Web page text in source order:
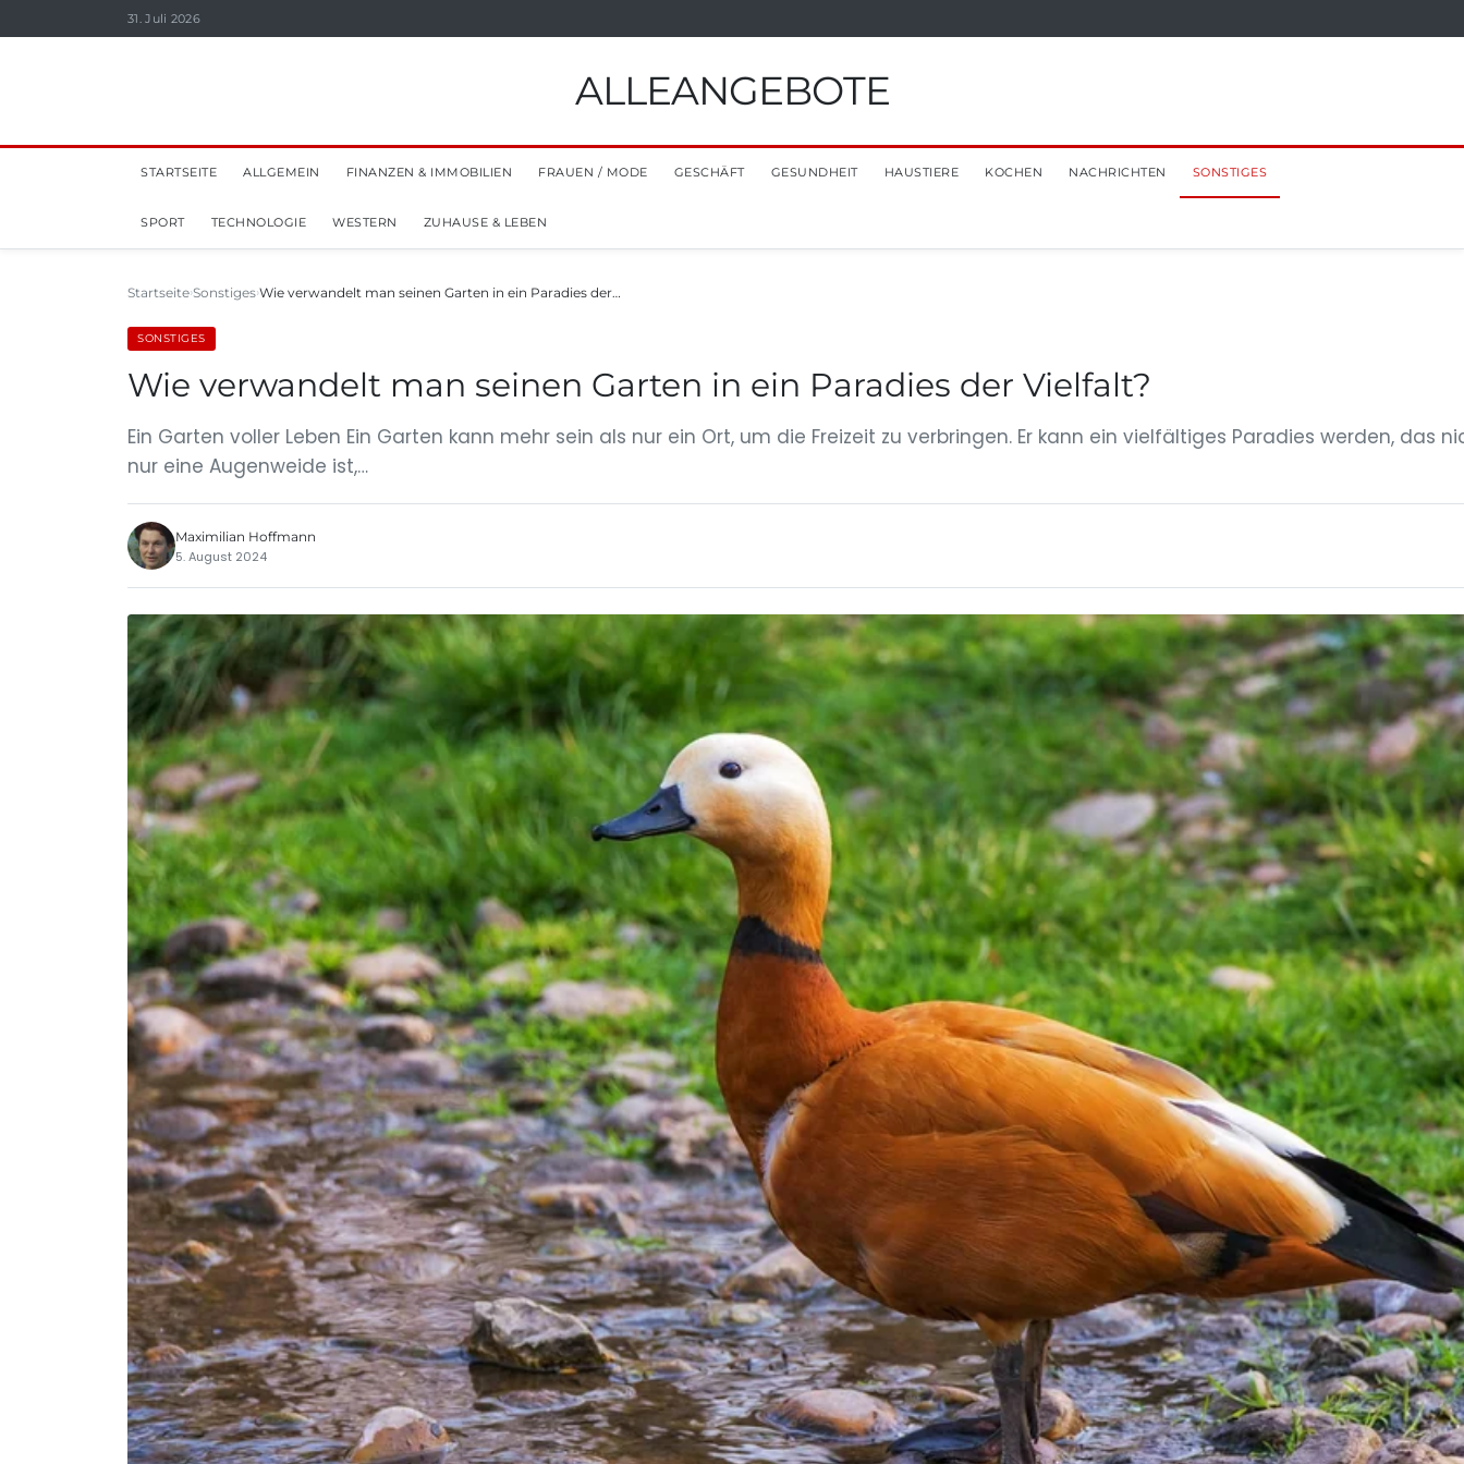
31. Juli 2026
ALLEANGEBOTE
STARTSEITE ALLGEMEIN FINANZEN & IMMOBILIEN FRAUEN / MODE GESCHÄFT GESUNDHEIT HAUSTIERE KOCHEN NACHRICHTEN SONSTIGES
SPORT TECHNOLOGIE WESTERN ZUHAUSE & LEBEN
Startseite Sonstiges Wie verwandelt man seinen Garten in ein Paradies der…
SONSTIGES
Wie verwandelt man seinen Garten in ein Paradies der Vielfalt?
Ein Garten voller Leben Ein Garten kann mehr sein als nur ein Ort, um die Freizeit zu verbringen. Er kann ein vielfältiges Paradies werden, das
nur eine Augenweide ist,…
Maximilian Hoffmann
5. August 2024